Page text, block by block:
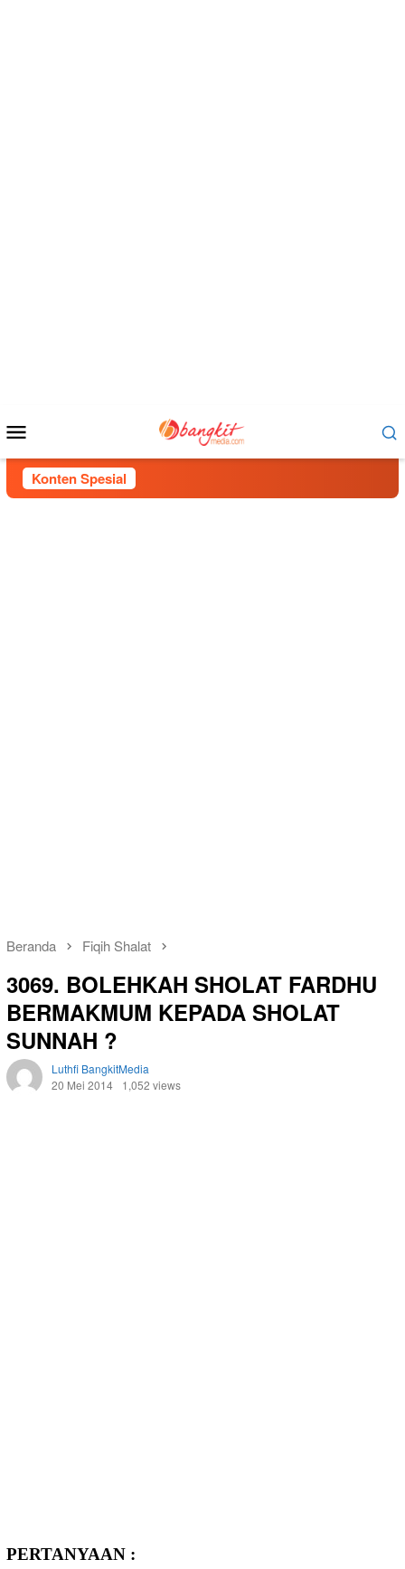
Mobile
Konten Spesial
Beranda Fiqih Shalat
3069. BOLEHKAH SHOLAT FARDHU
BERMAKMUM KEPADA SHOLAT
SUNNAH ?
Luthfi BangkitMedia
20 Mei 2014
1,052 views
PERTANYAAN :